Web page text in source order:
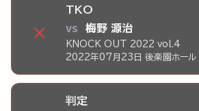
×
TKO
vs 梅野 源治
KNOCK OUT 2022 vol.4
2022年07月23日 後楽園ホール
判定